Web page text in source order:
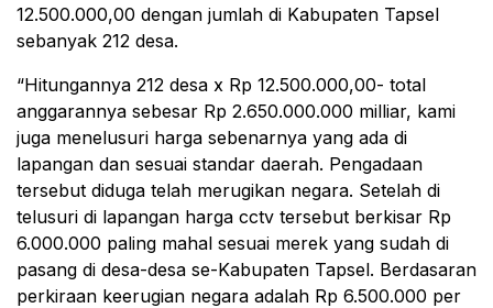
12.500.000,00 dengan jumlah di Kabupaten Tapsel
sebanyak 212 desa.
“Hitungannya 212 desa x Rp 12.500.000,00- total
anggarannya sebesar Rp 2.650.000.000 milliar, kami
juga menelusuri harga sebenarnya yang ada di
lapangan dan sesuai standar daerah. Pengadaan
tersebut diduga telah merugikan negara. Setelah di
telusuri di lapangan harga cctv tersebut berkisar Rp
6.000.000 paling mahal sesuai merek yang sudah di
pasang di desa-desa se-Kabupaten Tapsel. Berdasaran
perkiraan keerugian negara adalah Rp 6.500.000 per